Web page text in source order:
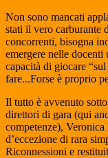
Non sono mancati
stati il vero carburante
concorrenti, bisogna
emergere nelle
capacità di giocare
fare...Forse è proprio
Il tutto è avvenuto
direttori di gara (qui
competenze),
d’eccezione di rara
Riconnessioni e